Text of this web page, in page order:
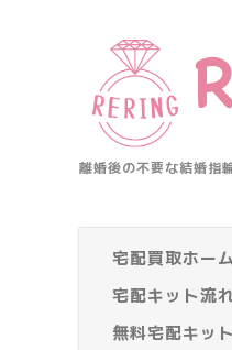
離婚後の不要な結婚指
宅配買取ホーム
宅配キット流
無料宅配キッ